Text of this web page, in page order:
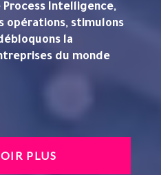
Intelligence,
opérations, stimulons
la
du monde
PLUS